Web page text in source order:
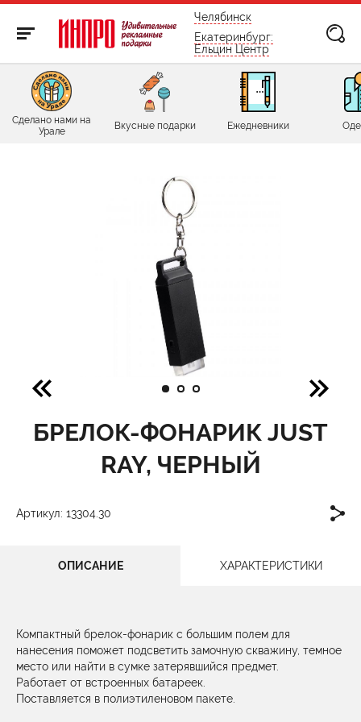
бесплатно по России
Челябинск
Екатеринбург:
Ельцин Центр
Сделано нами на
Урале
Вкусные подарки Ежедневники
БРЕЛОК-ФОНАРИК JUST
RAY, ЧЕРНЫЙ
Артикул: 13304.30
ОПИСАНИЕ ХАРАКТЕРИСТИКИ
Компактный брелок-фонарик с большим полем для
нанесения поможет подсветить замочную скважину, темное
место или найти в сумке затерявшийся предмет.
Работает от встроенных батареек.
Поставляется в полиэтиленовом пакете.